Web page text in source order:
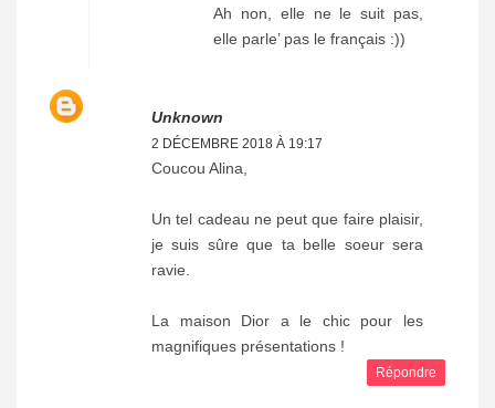
Ah non, elle ne le suit pas,
elle parle’ pas le français :))
Unknown
2 DÉCEMBRE 2018 À 19:17
Coucou Alina,
Un tel cadeau ne peut que faire plaisir,
je suis sûre que ta belle soeur sera
ravie.
La maison Dior a le chic pour les
magnifiques présentations !
Répondre